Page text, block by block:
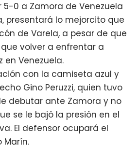
0 a Zamora de Venezuela
presentará lo mejorcito que
de Varela, a pesar de que
volver a enfrentar a
en Venezuela.
con la camiseta azul y
Gino Peruzzi, quien tuvo
debutar ante Zamora y no
se le bajó la presión en el
El defensor ocupará el
Marín.